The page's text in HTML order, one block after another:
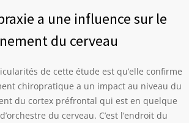
a une influence sur le
du cerveau
de cette étude est qu’elle confirme
chiropratique a un impact au niveau du
du cortex préfrontal qui est en quelque
du cerveau. C’est l’endroit du